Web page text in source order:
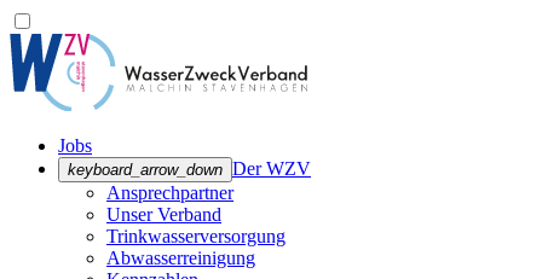
Jobs
keyboard_arrow_down Der WZV
Ansprechpartner
Unser Verband
Trinkwasser­versorgung
Abwasserreinigung